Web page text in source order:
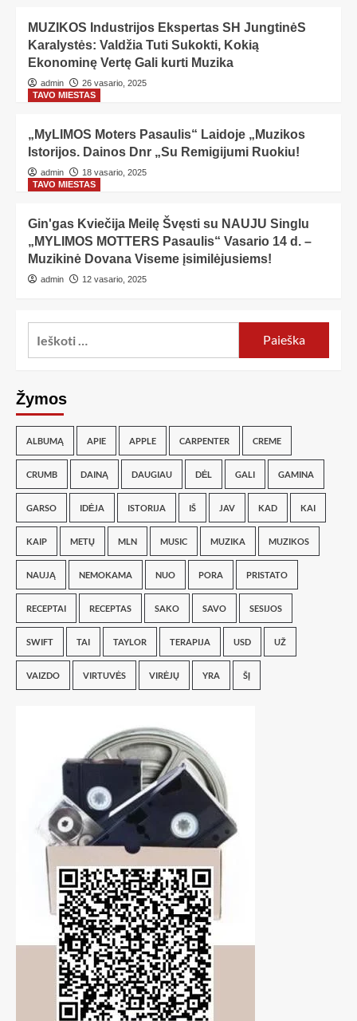
MUZIKOS Industrijos Ekspertas SH JungtinėS
Karalystės: Valdžia Tuti Sukokti, Kokią
Ekonominę Vertę Gali kurti Muzika
admin
26 vasario, 2025
TAVO MIESTAS
„MyLIMOS Moters Pasaulis“ Laidoje „Muzikos
Istorijos. Dainos Dnr „Su Remigijumi Ruokiu!
admin
18 vasario, 2025
TAVO MIESTAS
Gin'gas Kviečija Meilę Švęsti su NAUJU Singlu
„MYLIMOS MOTTERS Pasaulis“ Vasario 14 d. –
Muzikinė Dovana Viseme įsimilėjusiems!
admin 12 vasario, 2025
Žymos
ALBUMĄ APIE APPLE CARPENTER CREME
CRUMB DAINĄ DAUGIAU DĖL GALI GAMINA
GARSO IDĖJA ISTORIJA IŠ JAV KAD KAI
KAIP METŲ MLN MUSIC MUZIKA MUZIKOS
NAUJĄ NEMOKAMA NUO PORA PRISTATO
RECEPTAI RECEPTAS SAKO SAVO SESIJOS
SWIFT TAI TAYLOR TERAPIJA USD UŽ
VAIZDO VIRTUVĖS VIRĖJŲ YRA ŠĮ